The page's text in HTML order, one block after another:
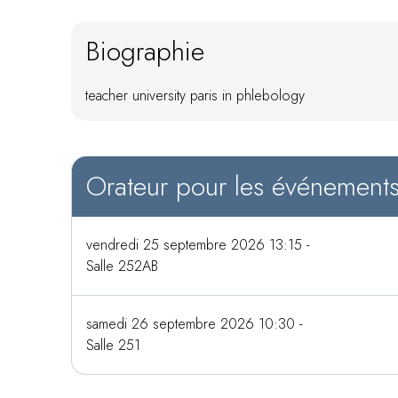
Biographie
teacher university paris in phlebology
Orateur pour les
vendredi 25 septembre 2026 13:15 -
Salle 252AB
samedi 26 septembre 2026 10:30 -
Salle 251